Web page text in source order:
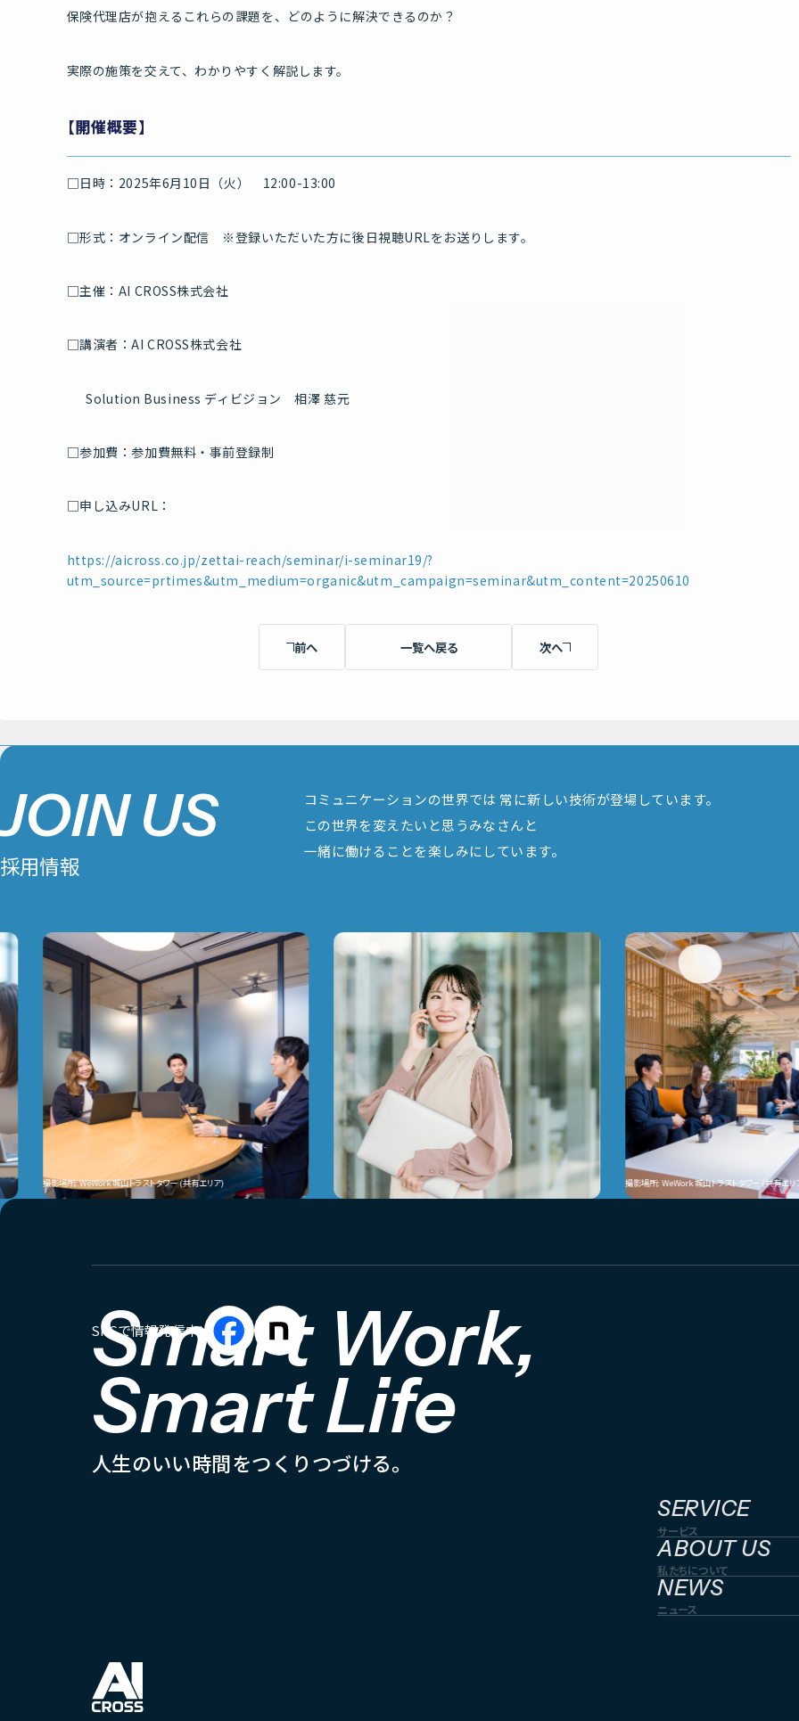
保険代理店が抱えるこれらの課題を、どのように解決できるのか？
実際の施策を交えて、わかりやすく解説します。
【開催概要】
□日時：2025年6月10日（火） 12:00-13:00
□形式：オンライン配信 ※登録いただいた方に後日視聴URLをお送りします。
□主催：AI CROSS株式会社
□講演者：AI CROSS株式会社
Solution Business ディビジョン 相澤 慈元
□参加費：参加費無料・事前登録制
□申し込みURL：
https://aicross.co.jp/zettai-reach/seminar/i-seminar19/?
utm_source=prtimes&utm_medium=organic&utm_campaign=seminar&utm_content=20250610
前へ 一覧へ戻る 次へ
JOIN US
採用情報
コミュニケーションの世界では 常に新しい技術が登場しています。
この世界を変えたいと思うみなさんと
一緒に働けることを楽しみにしています。
影場所: WeWork 城山トラストタワー (共有エリア) 撮影場所: WeWork 城山トラストタワー (共有エリア)
Smart Work,
Smart Life
人生のいい時間をつく りつづける。
SNSで情報発信中!
SERVICE
サービス
ABOUT US
私たちについて
NEWS
ニュース